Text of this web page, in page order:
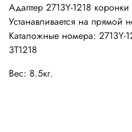
Адаптер 2713Y-1218
Устанавливается на
Каталожные номера: 2713Y-
3T1218
Вес: 8.5кг.